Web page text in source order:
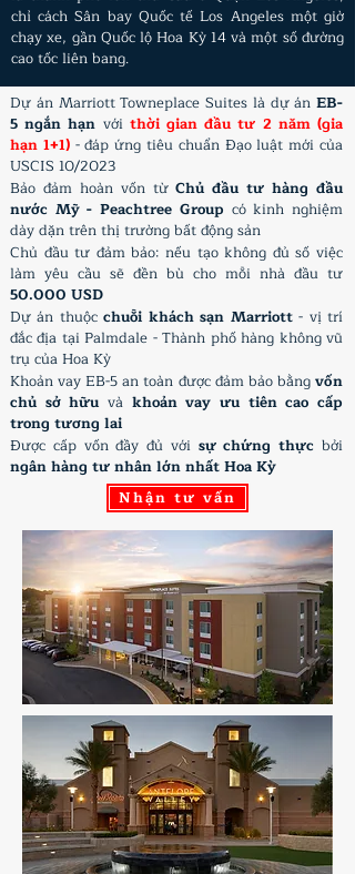
chỉ cách Sân bay Quốc tế Los Angeles một giờ
chạy xe, gần Quốc lộ Hoa Kỳ 14 và một số đường
cao tốc liên bang.
Dự án Marriott Towneplace Suites là dự án EB-
5 ngắn hạn với thời gian đầu tư 2 năm (gia
hạn 1+1)- đáp ứng tiêu chuẩn Đạo luật mới của
USCIS 10/2023
Bảo đảm hoàn vốn từChủ đầu tư hàng đầu
nước Mỹ - Peachtree Group có kinh nghiệm
dày dặn trên thị trường bất động sản
​Chủ đầu tư đảm bảo: nếu tạo không đủ số việc
làm yêu cầu sẽ đền bù cho mỗi nhà đầu tư
50.000 USD
Dự án thuộcchuỗi khách sạn Marriott- vị trí
đắc địa tại Palmdale - Thành phố hàng không vũ
trụ của Hoa Kỳ
Khoản vay EB-5 an toàn được đảm bảo bằngvốn
chủ sở hữu và khoản vay ưu tiên cao cấp
trong tương lai
Được cấp vốn đầy đủ với sự chứng thực bởi
ngân hàng tư nhân lớn nhất Hoa Kỳ
Nhận tư vấn